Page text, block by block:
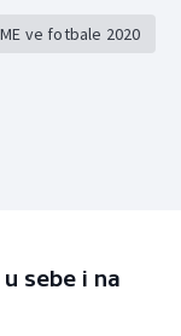
ME ve fotbale 2020
sebe i na